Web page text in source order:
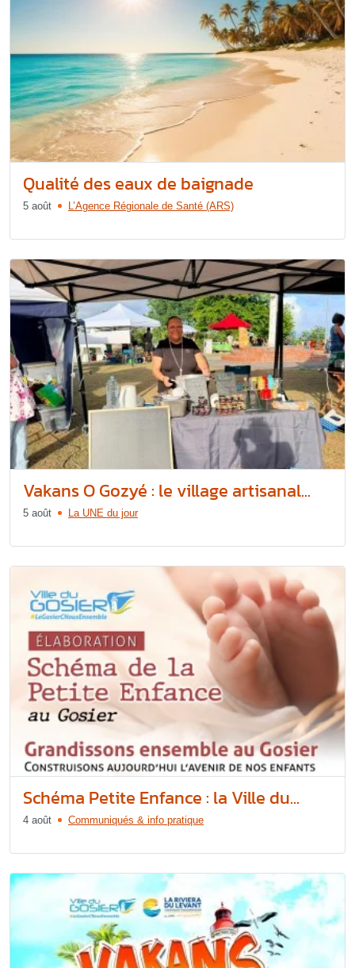
Qualité des eaux de baignade
5 août L’Agence Régionale de Santé (ARS)
Vakans O Gozyé : le village artisanal...
5 août La UNE du jour
Schéma Petite Enfance : la Ville du...
4 août Communiqués & info pratique